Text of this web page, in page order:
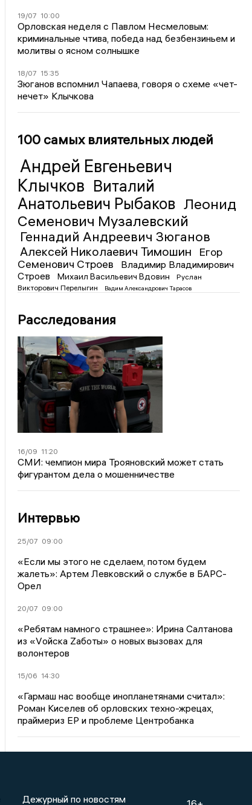
19/07 10:00
Орловская неделя с Павлом Несмеловым:
криминальные чтива, победа над безбензиньем и
молитвы о ясном солнышке
18/07 15:35
Зюганов вспомнил Чапаева, говоря о схеме «чет-
нечет» Клычкова
100 самых влиятельных людей
Андрей Евгеньевич
Клычков Виталий
Анатольевич Рыбаков Леонид
Семенович Музалевский
Геннадий Андреевич Зюганов
Алексей Николаевич Тимошин
Егор
Семенович Строев
Владимир Владимирович
Строев
Михаил Васильевич Вдовин
Руслан
Викторович Перелыгин
Вадим Александрович Тарасов
Расследования
16/09 11:20
СМИ: чемпион мира Трояновский может стать
фигурантом дела о мошенничестве
Интервью
25/07 09:00
«Если мы этого не сделаем, потом будем
жалеть»: Артем Левковский о службе в БАРС-
Орел
20/07 09:00
«Ребятам намного страшнее»: Ирина Салтанова
из «Vойска Zаботы» о новых вызовах для
волонтеров
15/06 14:30
«Гармаш нас вообще инопланетянами считал»:
Роман Киселев об орловских техно-жрецах,
праймериз ЕР и проблеме Центробанка
Дежурный по новостям